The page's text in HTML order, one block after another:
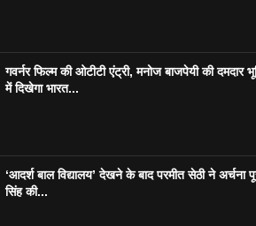
गवर्नर फिल्म की ओटीटी एंट्री, मनोज बाजपेयी की दमदार
में दिखेगा भारत...
‘आदर्श बाल विद्यालय’ देखने के बाद परमीत सेठी ने अर्चना
सिंह की...